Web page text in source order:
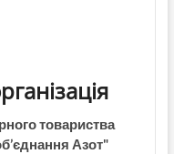
товариства
Азот"